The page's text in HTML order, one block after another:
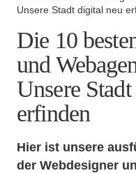
Unsere Stadt digital neu
Die 10
und
Unsere
erfinden
Hier ist unsere
der Webdesigner